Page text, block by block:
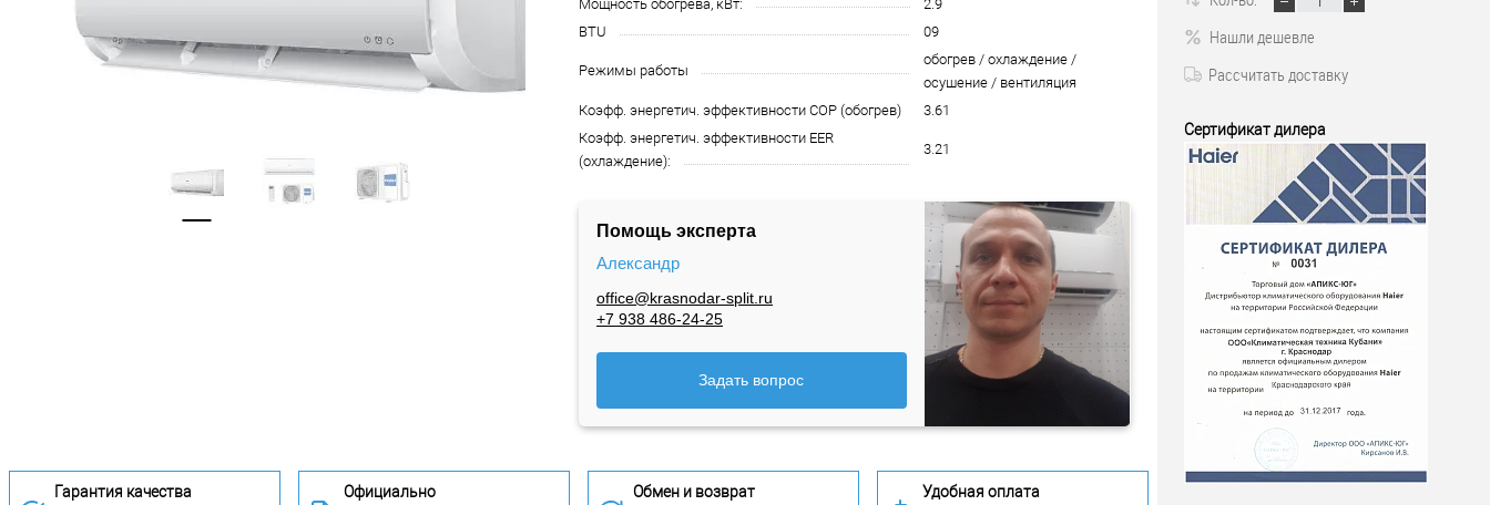
Мощность обогрева, кВт:
2.9
BTU
09
Режимы работы
обогрев / охлаждение /
осушение / вентиляция
Коэфф. энергетич. эффективности COP (обогрев)
3.61
Коэфф. энергетич. эффективности EER
(охлаждение):
3.21
Помощь эксперта
Александр
office@krasnodar-split.ru
+7 938 486-24-25
Задать вопрос
Гарантия качества
Официально
Обмен и возврат
Удобная оплата
Нашли дешевле
Рассчитать доставку
Сертификат дилера